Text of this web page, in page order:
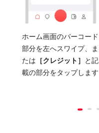
ホーム画面のバーコード
部分を左へスワイプ、ま
たは ［クレジット］
と記
載の部分をタップします